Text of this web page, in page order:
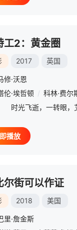
/ 温明娜 杰克·坎纳瓦
工2：黄金圈
2017 英国
修·沃恩
伦·埃哲顿 / 科林·费尔
播放
尔街可以作证
2018 美国
里·詹金斯